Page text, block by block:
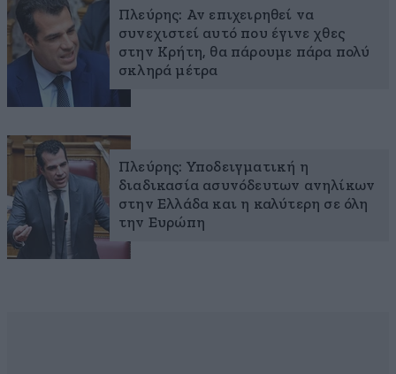
Πλεύρης: Αν επιχειρηθεί να
συνεχιστεί αυτό που έγινε χθες
στην Κρήτη, θα πάρουμε πάρα πολύ
σκληρά μέτρα
Πλεύρης: Υποδειγματική η
διαδικασία ασυνόδευτων ανηλίκων
στην Ελλάδα και η καλύτερη σε όλη
την Ευρώπη